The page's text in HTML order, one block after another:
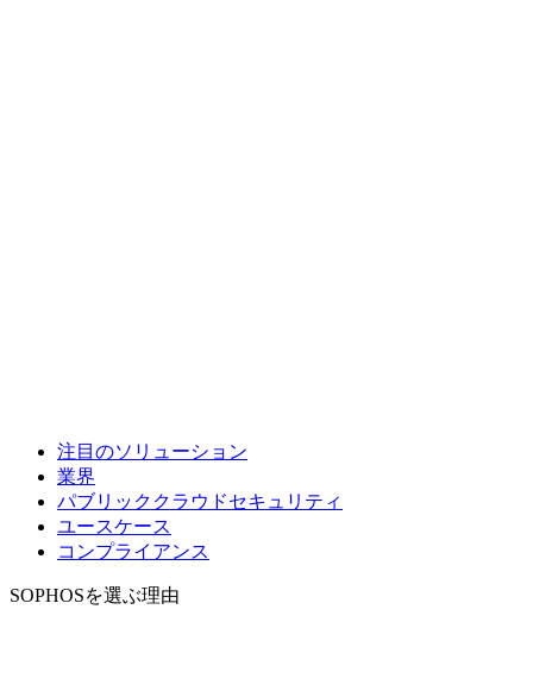
注目のソリューション
業界
パブリッククラウドセキュリティ
ユースケース
コンプライアンス
SOPHOSを選ぶ理由